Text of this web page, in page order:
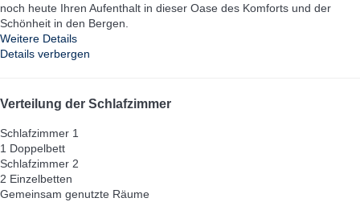
noch heute Ihren Aufenthalt in dieser Oase des Komforts und der
Schönheit in den Bergen.
Weitere Details
Details verbergen
Verteilung der Schlafzimmer
Schlafzimmer 1
1 Doppelbett
Schlafzimmer 2
2 Einzelbetten
Gemeinsam genutzte Räume